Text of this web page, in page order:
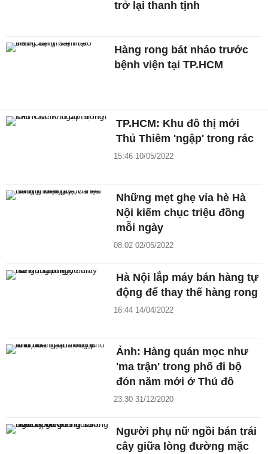
trở lại thanh tịnh
Hàng rong bát nháo trước
bệnh viện tại TP.HCM
TP.HCM: Khu đô thị mới
Thủ Thiêm 'ngập' trong rác
15:46 10/05/2022
Những mẹt ghẹ vỉa hè Hà
Nội kiếm chục triệu đồng
mỗi ngày
08:02 02/05/2022
Hà Nội lắp máy bán hàng tự
động để thay thế hàng rong
16:44 14/04/2022
Ảnh: Hàng quán mọc như
'ma trận' trong phố đi bộ
đón năm mới ở Thủ đô
23:30 31/12/2020
Người phụ nữ ngồi bán trái
cây giữa lòng đường mặc